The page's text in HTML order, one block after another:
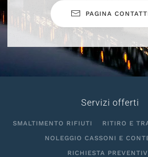
PAGINA
Servizi offerti
SMALTIMENTO RIFIUTI
RITIRO E
NOLEGGIO CASSONI E
RICHIESTA